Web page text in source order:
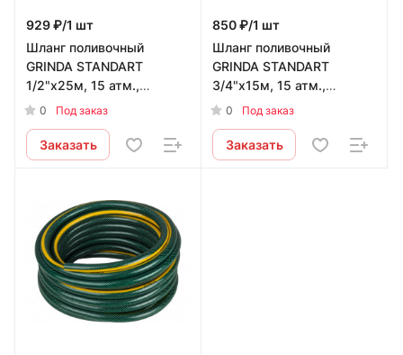
929 ₽/1 шт
Шланг поливочный
GRINDA STANDART
1/2"х25м, 15 атм.,
армированный, 3-х
0 Под заказ
Заказать
850 ₽/1 шт
Шланг поливочный
GRINDA STANDART
3/4"х15м, 15 атм.,
армированный, 3-х
0 Под заказ
Заказать